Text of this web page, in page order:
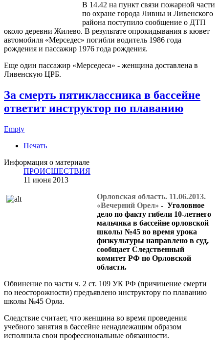
В 14.42 на пункт связи пожарной части
по охране города Ливны и Ливенского
района поступило сообщение о ДТП
около деревни Жилево. В результате опрокидывания в кювет
автомобиля «Мерседес» погибли водитель 1986 года
рождения и пассажир 1976 года рождения.
Еще один пассажир «Мерседеса» - женщина доставлена в
Ливенскую ЦРБ.
За смерть пятиклассника в бассейне
ответит инструктор по плаванию
Empty
Печать
Информация о материале
ПРОИСШЕСТВИЯ
11 июня 2013
Орловская область. 11.06.2013.
«Вечерний Орел» - Уголовное
дело по факту гибели 10-летнего
мальчика в бассейне орловской
школы №45 во время урока
физкультуры направлено в суд,
сообщает Следственный
комитет РФ по Орловской
области.
Обвинение по части ч. 2 ст. 109 УК РФ (причинение смерти
по неосторожности) предъявлено инструктору по плаванию
школы №45 Орла.
Следствие считает, что женщина во время проведения
учебного занятия в бассейне ненадлежащим образом
исполнила свои профессиональные обязанности.